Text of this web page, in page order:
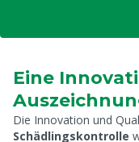
Eine
Die Innovation und
Schädlingskontrolle